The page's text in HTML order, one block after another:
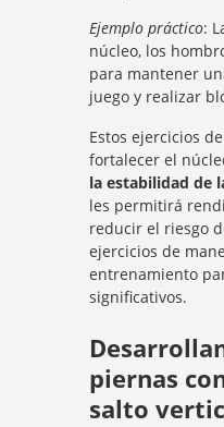
Ejemplo práctico:
núcleo, los
para mantener
juego y realizar
Estos ejercicios
fortalecer el
la estabilidad de
les permitirá
reducir el riesgo
ejercicios de
entrenamiento
significativos.
piernas
salto